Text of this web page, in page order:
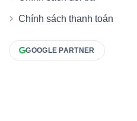
Chính sách thanh toán
GOOGLE PARTNER